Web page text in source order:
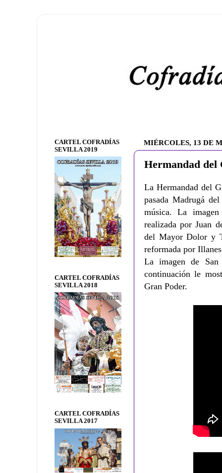
MIÉRCOLES, 13 DE
Hermandad del
La Hermandad del
pasada Madrugá
música. La
realizada por Juan
del Mayor Dolor y
reformada por
La imagen de
continuación le
Gran Poder.
CARTEL COFRADÍAS
SEVILLA 2019
CARTEL COFRADÍAS
SEVILLA 2018
CARTEL COFRADÍAS
SEVILLA 2017